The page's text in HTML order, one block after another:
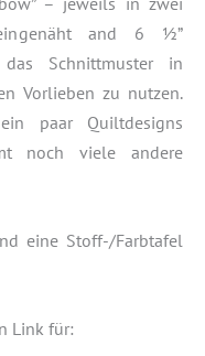
and 6 ½”
Schnittmuster in
Vorlieben zu nutzen.
paar Quiltdesigns
noch viele andere
eine Stoff-/Farbtafel
Link für: